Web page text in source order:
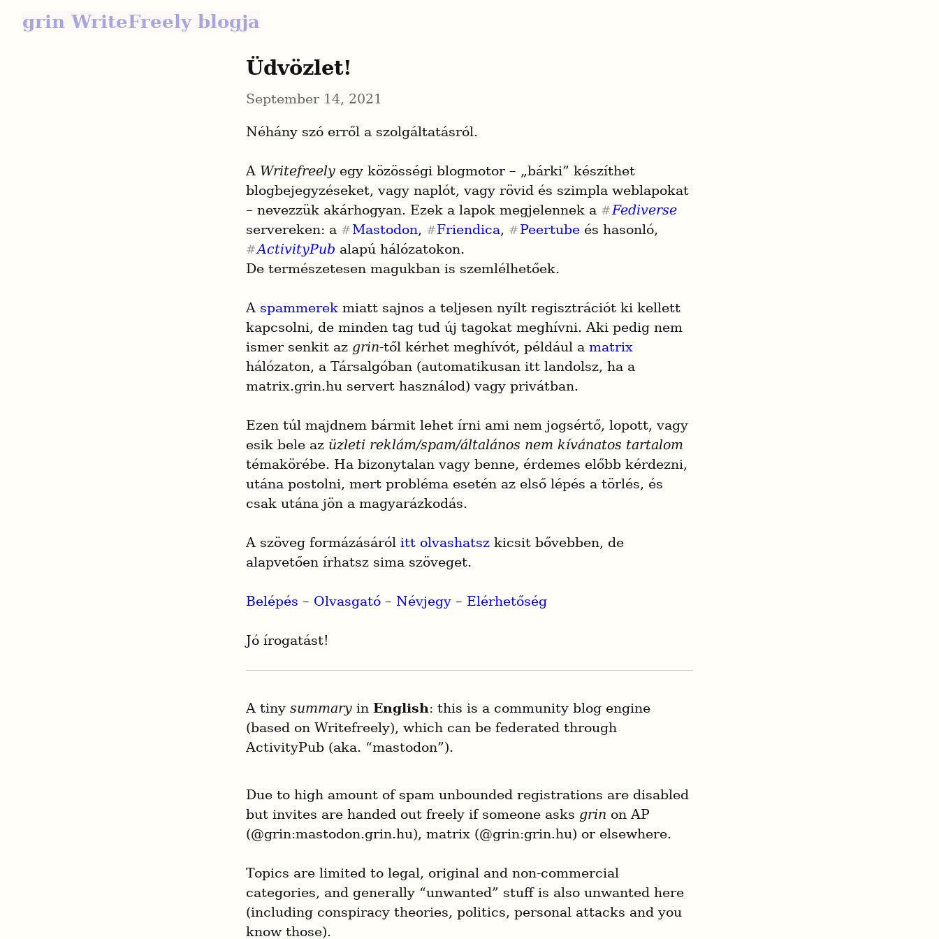
grin WriteFreely blogja
Üdvözlet!
September 14, 2021
Néhány szó erről a szolgáltatásról.
A Writefreely egy közösségi blogmotor – „bárki” készíthet
blogbejegyzéseket, vagy naplót, vagy rövid és szimpla weblapokat
– nevezzük akárhogyan. Ezek a lapok megjelennek a #Fediverse
servereken: a # Mastodon, #Friendica, # Peertube
#ActivityPub alapú hálózatokon.
De természetesen magukban is szemlélhetőek.
A spammerek miatt sajnos a teljesen nyílt regisztrációt ki kellett
kapcsolni, de minden tag tud új tagokat meghívni. Aki pedig nem
ismer senkit az grin-től kérhet meghívót, például a matrix
hálózaton, a Társalgóban (automatikusan itt landolsz, ha a
matrix.grin.hu servert használod) vagy privátban.
Ezen túl majdnem bármit lehet írni ami nem jogsértő, lopott, vagy
esik bele az üzleti reklám/spam/általános nem kívánatos tartalom
témakörébe. Ha bizonytalan vagy benne, érdemes előbb kérdezni,
utána postolni, mert probléma esetén az első lépés a törlés, és
csak utána jön a magyarázkodás.
A szöveg formázásáról itt olvashatsz kicsit bővebben, de
alapvetően írhatsz sima szöveget.
Belépés – Olvasgató – Névjegy – Elérhetőség
Jó írogatást!
A tiny summary in English: this is a community blog engine
(based on Writefreely), which can be federated through
ActivityPub (aka. “mastodon”).
Due to high amount of spam unbounded registrations are disabled
but invites are handed out freely if someone asks grin on AP
(@grin:mastodon.grin.hu), matrix (@grin:grin.hu) or elsewhere.
Topics are limited to legal, original and non-commercial
categories, and generally “unwanted” stuff is also unwanted here
(including conspiracy theories, politics, personal attacks and you
know those).